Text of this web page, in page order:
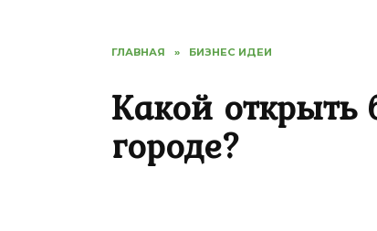
ГЛАВНАЯ » БИЗНЕС ИДЕИ
Какой открыть
городе?